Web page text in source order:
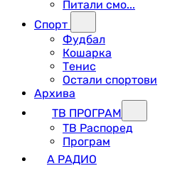
Питали смо...
Спорт
Фудбал
Кошарка
Тенис
Остали спортови
Архива
ТВ ПРОГРАМ
ТВ Распоред
Програм
А РАДИО